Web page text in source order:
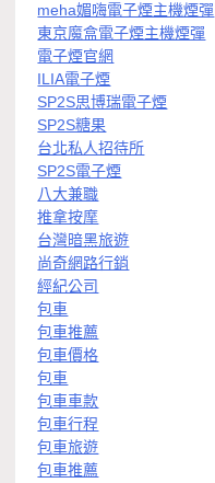
meha媚嗨電子煙主機煙彈
東京魔盒電子煙主機煙彈
電子煙官網
ILIA電子煙
SP2S思博瑞電子煙
SP2S糖果
台北私人招待所
SP2S電子煙
八大兼職
推拿按摩
台灣暗黑旅遊
尚奇網路行銷
經紀公司
包車
包車推薦
包車價格
包車
包車車款
包車行程
包車旅遊
包車推薦